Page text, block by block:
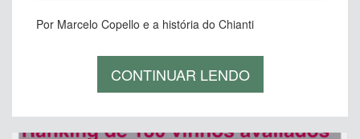
Por Marcelo Copello e a história do Chianti
CONTINUAR LENDO